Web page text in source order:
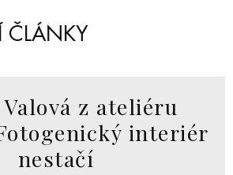
ČLÁNKY
Valová z ateliéru
interiér
nestačí